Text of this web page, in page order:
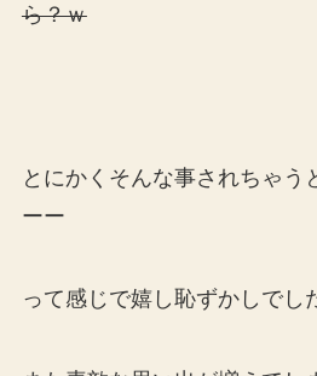
ら？ｗ
とにかくそんな事されちゃう
ーー
って感じで嬉し恥ずかしでし